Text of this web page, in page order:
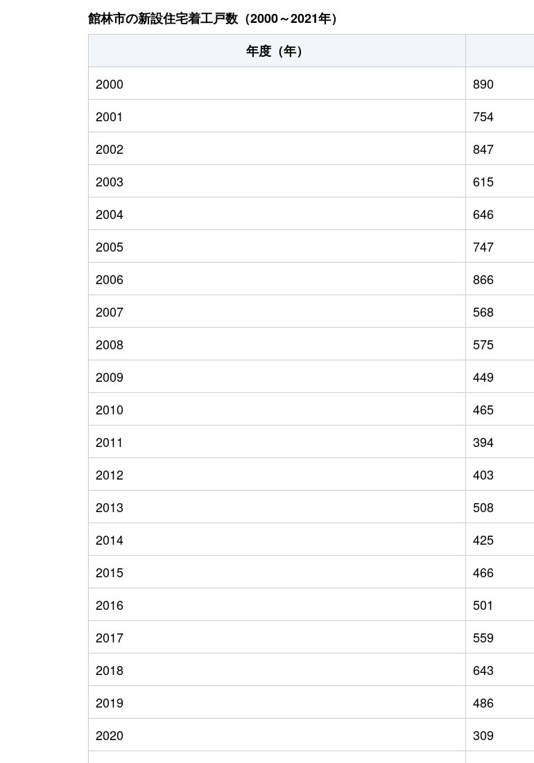
館林市の新設住宅着工戸数（2000～2021年）
年度（年）
2000
890
2001
754
2002
847
2003
615
2004
646
2005
747
2006
866
2007
568
2008
575
2009
449
2010
465
2011
394
2012
403
2013
508
2014
425
2015
466
2016
501
2017
559
2018
643
2019
486
2020
309